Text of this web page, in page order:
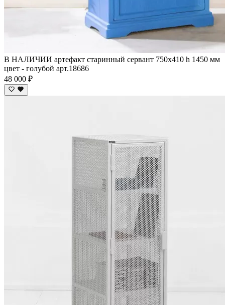
В НАЛИЧИИ артефакт старинный сервант 750х410 h 1450 мм
цвет - голубой арт.18686
48 000 ₽